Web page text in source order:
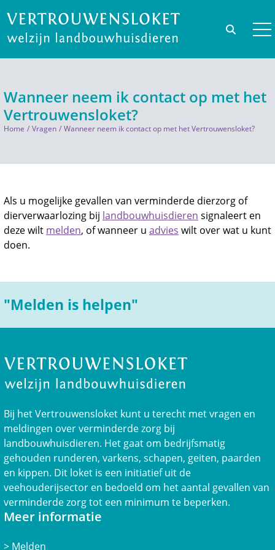
Wanneer neem ik contact op met het
Vertrouwensloket?
Home Vragen Wanneer neem ik contact op met het Vertrouwensloket?
Als u mogelijke gevallen van verminderde dierzorg of
dierverwaarlozing bij landbouwhuisdieren signaleert en
deze wilt melden, of wanneer u advies wilt over wat u kunt
doen.
"Melden is helpen"
Bij het Vertrouwensloket kunt u terecht met vragen en
meldingen over verminderde zorg bij
landbouwhuisdieren. Het gaat om bedrijfsmatig
gehouden runderen, varkens, schapen, geiten, paarden
en kippen. Dit loket is een initiatief uit de
veehouderijsector en bedoeld om het aantal gevallen van
verminderde zorg tot een minimum te beperken.
Meer informatie
Melden